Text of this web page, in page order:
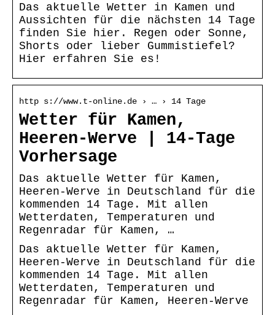
Das aktuelle Wetter in Kamen und
Aussichten für die nächsten 14 Tage
finden Sie hier. Regen oder Sonne,
Shorts oder lieber Gummistiefel?
Hier erfahren Sie es!
http s://www.t-online.de › … › 14 Tage
Wetter für Kamen,
Heeren-Werve | 14-Tage
Vorhersage
Das aktuelle Wetter für Kamen,
Heeren-Werve in Deutschland für die
kommenden 14 Tage. Mit allen
Wetterdaten, Temperaturen und
Regenradar für Kamen, …
Das aktuelle Wetter für Kamen,
Heeren-Werve in Deutschland für die
kommenden 14 Tage. Mit allen
Wetterdaten, Temperaturen und
Regenradar für Kamen, Heeren-Werve